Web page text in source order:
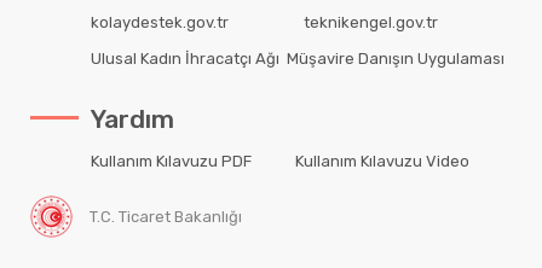
kolaydestek.gov.tr
teknikengel.gov.tr
Ulusal Kadın İhracatçı Ağı Müşavire Danışın Uygulaması
Yardım
Kullanım Kılavuzu PDF Kullanım Kılavuzu Video
T.C. Ticaret Bakanlığı